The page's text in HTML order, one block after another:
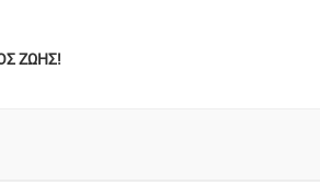
ΖΩΗΣ!